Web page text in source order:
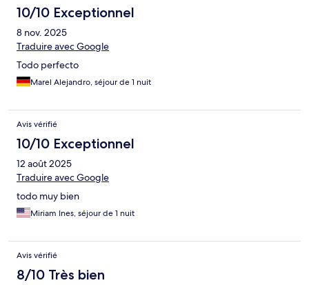
10/10 Exceptionnel
8 nov. 2025
Traduire avec Google
Todo perfecto
Marel Alejandro, séjour de 1 nuit
Avis vérifié
10/10 Exceptionnel
12 août 2025
Traduire avec Google
todo muy bien
Miriam Ines, séjour de 1 nuit
Avis vérifié
8/10 Très bien